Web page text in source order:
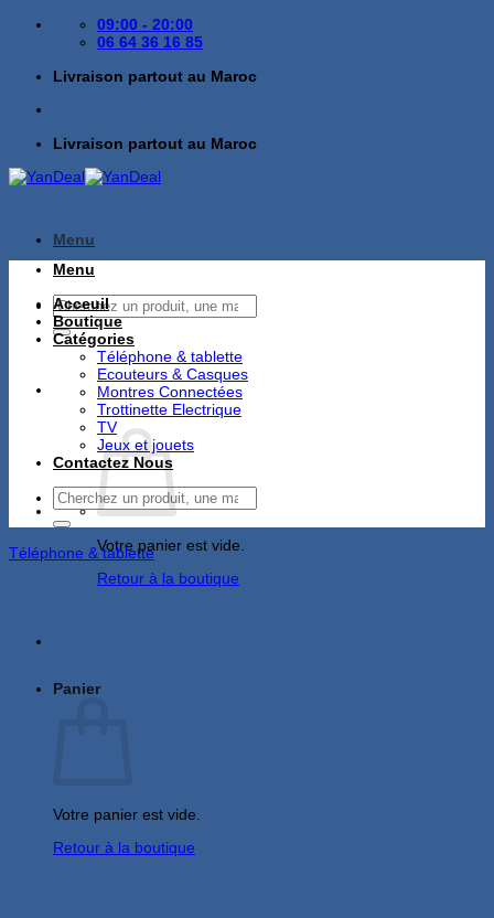
Passer
09:00 - 20:00
06 64 36 16 85
Livraison partout au Maroc
Livraison partout au Maroc
Menu
Recherche
pour :
Votre panier est vide.
Retour à la boutique
Panier
Votre panier est vide.
Retour à la boutique
Menu
Acceuil
Boutique
Catégories
Téléphone & tablette
Ecouteurs & Casques
Montres Connectées
Trottinette Electrique
TV
Jeux et jouets
Contactez Nous
Recherche
pour :
Téléphone & tablette